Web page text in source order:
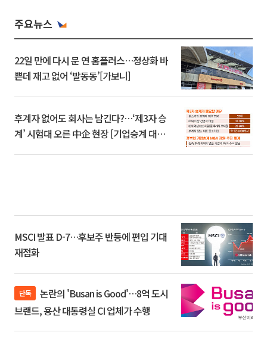
주요뉴스
22일 만에 다시 문 연 홈플러스…정상화 바
쁜데 재고 없어 ‘발동동’[가보니]
후계자 없어도 회사는 남긴다?…‘제3자 승
계’ 시험대 오른 中企 현장 [기업승계 대전
MSCI 발표 D-7…후보주 반등에 편입 기대
재점화
단독
브랜드, 용산 대통령실 CI 업체가 수행